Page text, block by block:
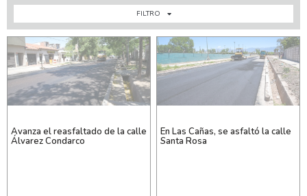
FILTRO
Avanza el reasfaltado de la calle
Álvarez Condarco
En Las Cañas, se asfaltó la calle
Santa Rosa